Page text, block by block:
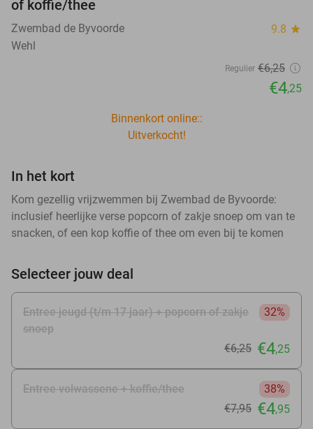
of koffie/thee
Zwembad de Byvoorde 9.8 star
Wehl
Regulier €6,25
€4,25
Binnenkort online::
Uitverkocht!
In het kort
Kom gezellig vrijzwemmen bij Zwembad de Byvoorde:
inclusief heerlijke verse popcorn of zakje snoep om van te
snacken, of een kop koffie of thee om even bij te komen
Selecteer jouw deal
Entree jeugd (t/m 17 jaar) + popcorn of zakje
snoep
32%
€6,25 €4,25
Entree volwassene + koffie/thee
38%
€7,95 €4,95